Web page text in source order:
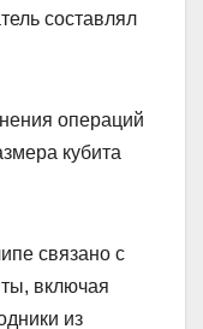
составлял
операций
кубита
связано с
включая
из